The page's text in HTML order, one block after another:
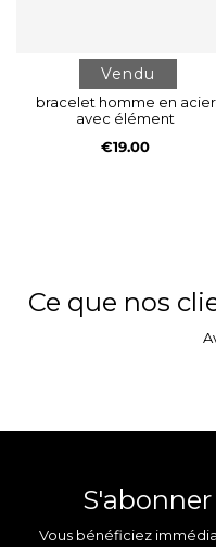
Vendu
bracelet homme en acier
avec élément
€19.00
Ce que nos
Vous bénéficiez